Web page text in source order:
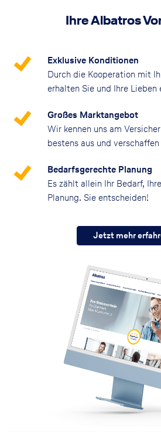
Ihre Albatros
Exklusive Konditionen
Durch die Kooperation mit
erhalten Sie und Ihre
Großes Marktangebot
Wir kennen uns am
bestens aus und verschaffen
Bedarfsgerechte Planung
Es zählt allein Ihr Bedarf,
Planung. Sie entscheiden!
Jetzt mehr